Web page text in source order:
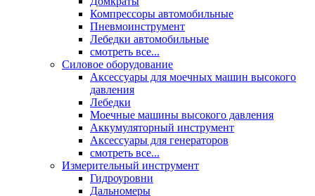
Компрессоры автомобильные
Пневмоинструмент
Лебедки автомобильные
смотреть все...
Силовое оборудование
Аксессуары для моечных машин высокого
давления
Лебедки
Моечные машины высокого давления
Аккумуляторный инструмент
Аксессуары для генераторов
смотреть все...
Измерительный инструмент
Гидроуровни
Дальномеры